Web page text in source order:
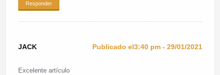
Responder
JACK Publicado el3:40 pm - 29/01/2021
Excelente artículo